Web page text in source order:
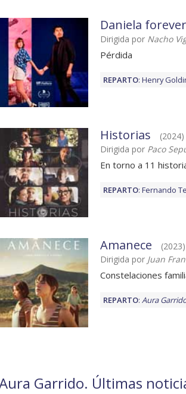
Daniela forever
Dirigida por Nacho
Pérdida
REPARTO: Henry
Historias
(2024)
Dirigida por Paco
En torno a 11
REPARTO: Fernando
Amanece
(2023)
Dirigida por Juan
Constelaciones
REPARTO: Aura
Garrido. Últimas